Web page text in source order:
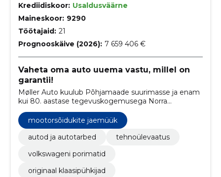
Krediidiskoor: Usaldusväärne
Maineskoor: 9290
Töötajaid: 21
Prognooskäive (2026): 7 659 406 €
Vaheta oma auto uuema vastu, millel on
garantii!
Møller Auto kuulub Põhjamaade suurimasse ja enam
kui 80. aastase tegevuskogemusega Norra
automüügi pereettevõttesse Møller Mobility Group.
mootorsõidukite jaemüük
autod ja autotarbed
tehnoülevaatus
volkswageni porimatid
originaal klaasipühkijad